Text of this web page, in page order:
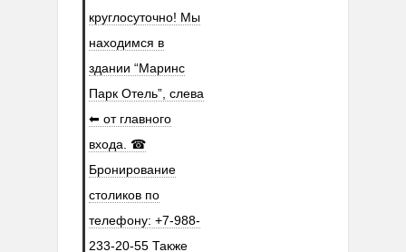
круглосуточно! Мы
находимся в
здании “Маринс
Парк Отель”, слева
⬅ от главного
входа. ☎
Бронирование
столиков по
телефону: +7-988-
233-20-55 Также